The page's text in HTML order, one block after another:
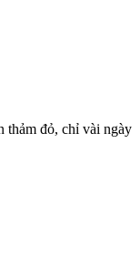
thảm đỏ, chỉ vài ngày